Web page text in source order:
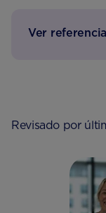
Ver
Revisado por